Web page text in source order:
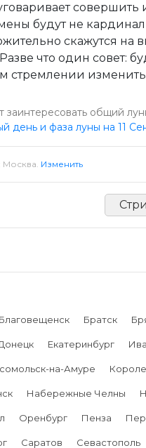
будут не
скажутся
что один совет:
стремлении
общий
день и фаза луны на 11
Изменить
Благовещенск Братск
Екатеринбург
на-Амуре
Набережные Челны
Оренбург Пенза
Саратов Севастополь